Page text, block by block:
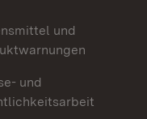
und
und